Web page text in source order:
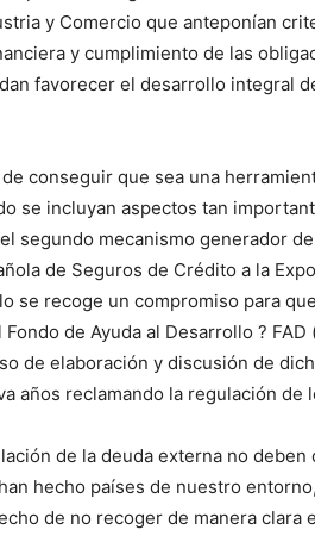
y Comercio que anteponían
y cumplimiento de las
favorecer el desarrollo integral
conseguir que sea una
se incluyan aspectos tan
segundo mecanismo generador
de Seguros de Crédito a la
se recoge un compromiso para
de Ayuda al Desarrollo ? FAD
de elaboración y discusión de
años reclamando la regulación de
de la deuda externa no deben
hecho países de nuestro
de no recoger de manera clara